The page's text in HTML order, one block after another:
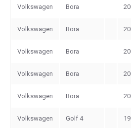
Volkswagen Bora
Volkswagen Bora
Volkswagen Bora
Volkswagen Bora
Volkswagen Bora
Volkswagen Golf 4